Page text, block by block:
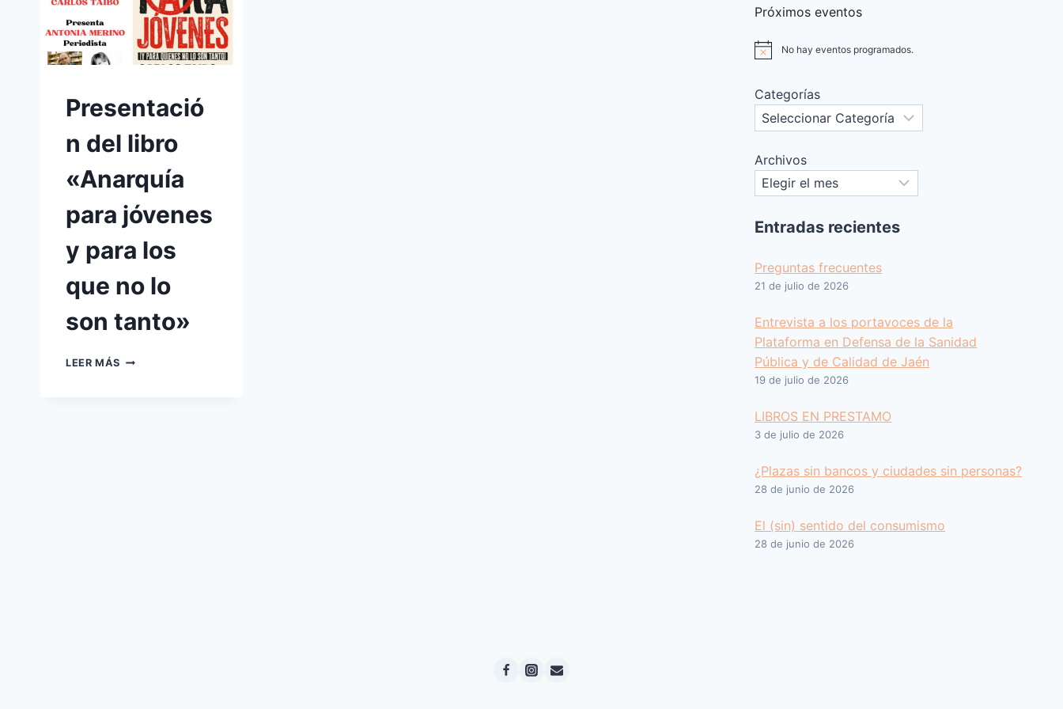
Presentació
n del libro
«Anarquía
para jóvenes
y para los
que no lo
son tanto»
LEER MÁS PRESENTACIÓN
Próximos eventos
Aviso No hay eventos programados.
Categorías
Archivos
Entradas recientes
Preguntas frecuentes
21 de julio de 2026
Entrevista a los portavoces de la
Plataforma en Defensa de la Sanidad
Pública y de Calidad de Jaén
19 de julio de 2026
LIBROS EN PRESTAMO
3 de julio de 2026
¿Plazas sin bancos y ciudades sin personas?
28 de junio de 2026
El (sin) sentido del consumismo
28 de junio de 2026